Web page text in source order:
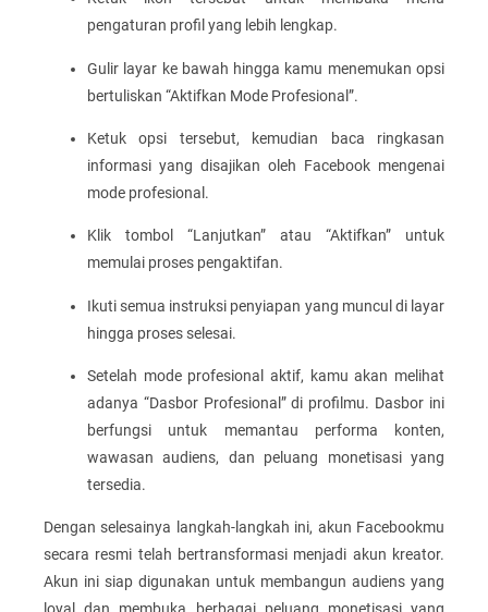
pengaturan profil yang lebih lengkap.
Gulir layar ke bawah hingga kamu menemukan opsi
bertuliskan “Aktifkan Mode Profesional”.
Ketuk opsi tersebut, kemudian baca ringkasan
informasi yang disajikan oleh Facebook mengenai
mode profesional.
Klik tombol “Lanjutkan” atau “Aktifkan” untuk
memulai proses pengaktifan.
Ikuti semua instruksi penyiapan yang muncul di layar
hingga proses selesai.
Setelah mode profesional aktif, kamu akan melihat
adanya “Dasbor Profesional” di profilmu. Dasbor ini
berfungsi untuk memantau performa konten,
wawasan audiens, dan peluang monetisasi yang
tersedia.
Dengan selesainya langkah-langkah ini, akun Facebookmu
secara resmi telah bertransformasi menjadi akun kreator.
Akun ini siap digunakan untuk membangun audiens yang